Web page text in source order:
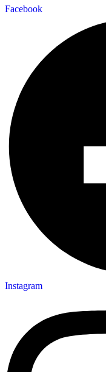
Facebook
Instagram